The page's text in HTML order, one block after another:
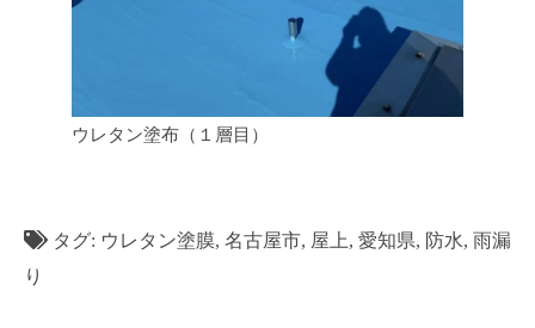
ウレタン塗布（１層目）
タグ: ウレタン塗膜, 名古屋市, 屋上, 愛知県, 防水, 雨漏
り